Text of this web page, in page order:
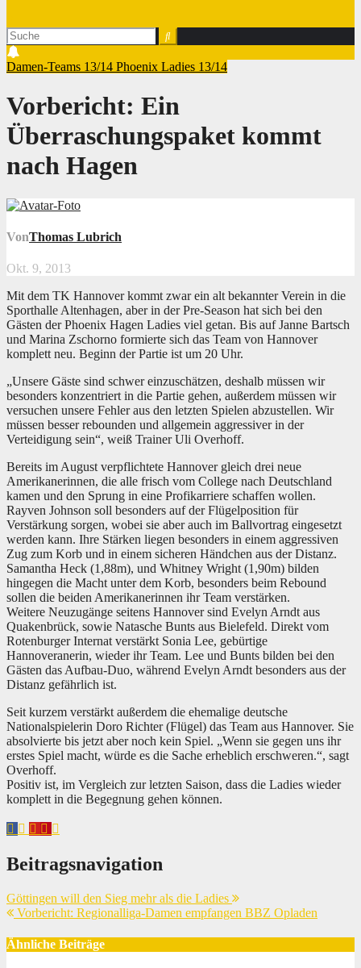
Damen-Teams 13/14 Phoenix Ladies 13/14
Vorbericht: Ein
Überraschungspaket kommt
nach Hagen
VonThomas Lubrich
Okt. 9, 2013
Mit dem TK Hannover kommt zwar ein alt bekannter Verein in die
Sporthalle Altenhagen, aber in der Pre-Season hat sich bei den
Gästen der Phoenix Hagen Ladies viel getan. Bis auf Janne Bartsch
und Marina Zschorno formierte sich das Team von Hannover
komplett neu. Beginn der Partie ist um 20 Uhr.
„Unsere Gäste sind schwer einzuschätzen, deshalb müssen wir
besonders konzentriert in die Partie gehen, außerdem müssen wir
versuchen unsere Fehler aus den letzten Spielen abzustellen. Wir
müssen besser rebounden und allgemein aggressiver in der
Verteidigung sein“, weiß Trainer Uli Overhoff.
Bereits im August verpflichtete Hannover gleich drei neue
Amerikanerinnen, die alle frisch vom College nach Deutschland
kamen und den Sprung in eine Profikarriere schaffen wollen.
Rayven Johnson soll besonders auf der Flügelposition für
Verstärkung sorgen, wobei sie aber auch im Ballvortrag eingesetzt
werden kann. Ihre Stärken liegen besonders in einem aggressiven
Zug zum Korb und in einem sicheren Händchen aus der Distanz.
Samantha Heck (1,88m), und Whitney Wright (1,90m) bilden
hingegen die Macht unter dem Korb, besonders beim Rebound
sollen die beiden Amerikanerinnen ihr Team verstärken.
Weitere Neuzugänge seitens Hannover sind Evelyn Arndt aus
Quakenbrück, sowie Natasche Bunts aus Bielefeld. Direkt vom
Rotenburger Internat verstärkt Sonia Lee, gebürtige
Hannoveranerin, wieder ihr Team. Lee und Bunts bilden bei den
Gästen das Aufbau-Duo, während Evelyn Arndt besonders aus der
Distanz gefährlich ist.
Seit kurzem verstärkt außerdem die ehemalige deutsche
Nationalspielerin Doro Richter (Flügel) das Team aus Hannover. Sie
absolvierte bis jetzt aber noch kein Spiel. „Wenn sie gegen uns ihr
erstes Spiel macht, würde es die Sache erheblich erschweren.“, sagt
Overhoff.
Positiv ist, im Vergleich zur letzten Saison, dass die Ladies wieder
komplett in die Begegnung gehen können.
Beitragsnavigation
Göttingen will den Sieg mehr als die Ladies
Vorbericht: Regionalliga-Damen empfangen BBZ Opladen
Ähnliche Beiträge